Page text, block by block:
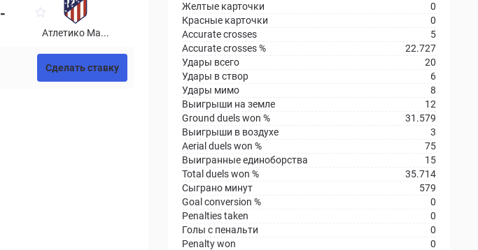
-
Атлетико Ма...
Сделать ставку
Желтые карточки
0
Красные карточки
0
Accurate crosses
5
Accurate crosses %
22.727
Удары всего
20
Удары в створ
6
Удары мимо
8
Выигрыши на земле
12
Ground duels won %
31.579
Выигрыши в воздухе
3
Aerial duels won %
75
Выигранные единоборства
15
Total duels won %
35.714
Сыграно минут
579
Goal conversion %
0
Penalties taken
0
Голы с пенальти
0
Penalty won
0